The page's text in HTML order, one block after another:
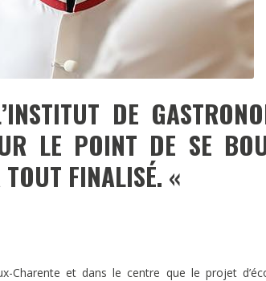
DE
LE POINT DE SE
FINALISÉ. «
Charente et dans le centre que le projet